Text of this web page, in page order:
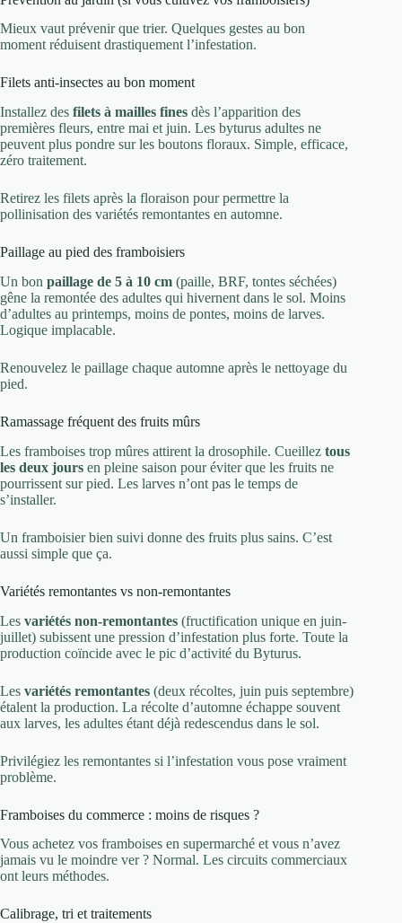
Mieux vaut prévenir que trier. Quelques gestes au bon
moment réduisent drastiquement l’infestation.
Filets anti-insectes au bon moment
Installez des filets à mailles fines dès l’apparition des
premières fleurs, entre mai et juin. Les byturus adultes ne
peuvent plus pondre sur les boutons floraux. Simple, efficace,
zéro traitement.
Retirez les filets après la floraison pour permettre la
pollinisation des variétés remontantes en automne.
Paillage au pied des framboisiers
Un bon paillage de 5 à 10 cm (paille, BRF, tontes séchées)
gêne la remontée des adultes qui hivernent dans le sol. Moins
d’adultes au printemps, moins de pontes, moins de larves.
Logique implacable.
Renouvelez le paillage chaque automne après le nettoyage du
pied.
Ramassage fréquent des fruits mûrs
Les framboises trop mûres attirent la drosophile. Cueillez tous
les deux jours en pleine saison pour éviter que les fruits ne
pourrissent sur pied. Les larves n’ont pas le temps de
s’installer.
Un framboisier bien suivi donne des fruits plus sains. C’est
aussi simple que ça.
Variétés remontantes vs non-remontantes
Les variétés non-remontantes (fructification unique en juin-
juillet) subissent une pression d’infestation plus forte. Toute la
production coïncide avec le pic d’activité du Byturus.
Les variétés remontantes (deux récoltes, juin puis septembre)
étalent la production. La récolte d’automne échappe souvent
aux larves, les adultes étant déjà redescendus dans le sol.
Privilégiez les remontantes si l’infestation vous pose vraiment
problème.
Framboises du commerce : moins de risques ?
Vous achetez vos framboises en supermarché et vous n’avez
jamais vu le moindre ver ? Normal. Les circuits commerciaux
ont leurs méthodes.
Calibrage, tri et traitements